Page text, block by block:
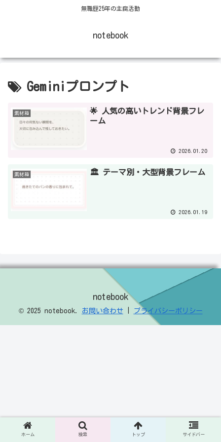
無職歴25年の主腐活動
notebook
Geminiプロンプト
素材箱
🌟 人気の高いトレンド背景フレ
ーム
2026.01.20
素材箱 🏛️ テーマ別・大型背景フレーム
2026.01.19
notebook
© 2025 notebook. お問い合わせ プライバシーポリシー
ホーム 検索 トップ サイドバー